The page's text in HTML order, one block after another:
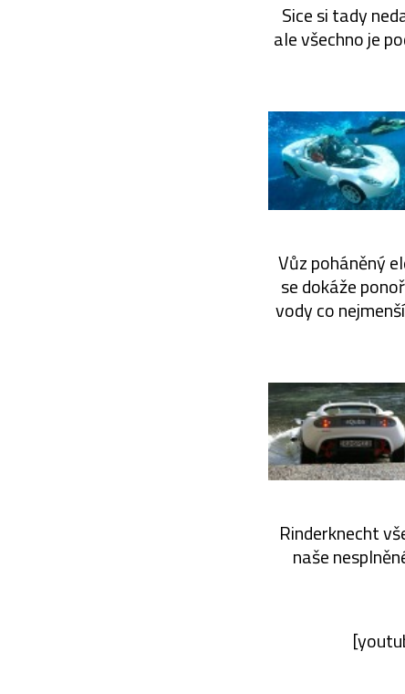
Sice si tady
ale všechno je
Vůz poháněný
se dokáže
vody co
Rinderknecht
naše